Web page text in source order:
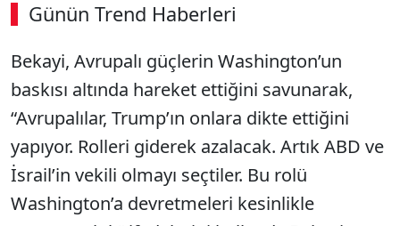
Günün Trend Haberleri
00:02 / 08:06
Sesi Aç
Bekayi, Avrupalı güçlerin Washington’un
baskısı altında hareket ettiğini savunarak,
“Avrupalılar, Trump’ın onlara dikte ettiğini
yapıyor. Rolleri giderek azalacak. Artık ABD ve
İsrail’in vekili olmayı seçtiler. Bu rolü
Washington’a devretmeleri kesinlikle